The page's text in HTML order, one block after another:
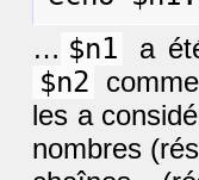
… $n1 a
$n2
les a
nombres